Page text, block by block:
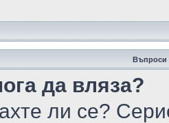
Въпроси
да вляза?
ли се?